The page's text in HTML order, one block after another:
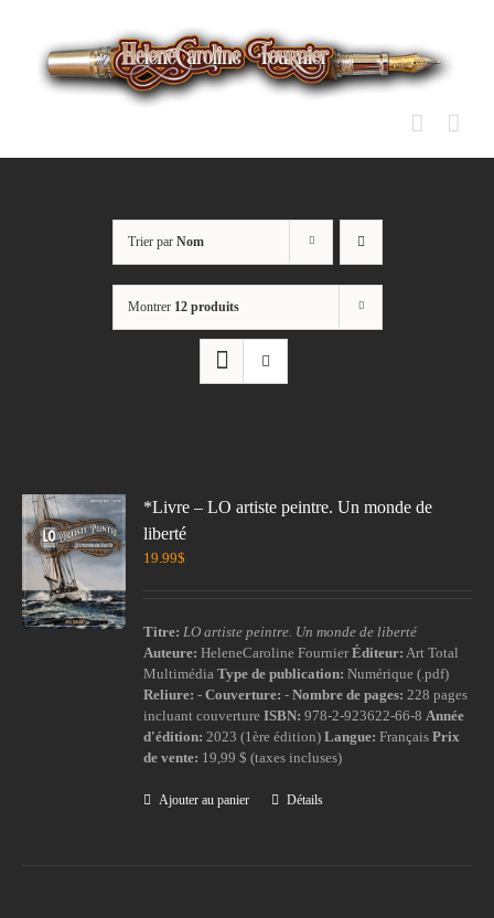
contenu
Trier par Nom
Montrer 12 produits
*Livre – LO artiste peintre. Un monde de
liberté
19.99$
Titre: LO artiste peintre. Un monde de liberté
Auteure: HeleneCaroline FournierÉditeur: Art Total
MultimédiaType de publication: Numérique (.pdf)
Reliure: -Couverture: -Nombre de pages: 228 pages
incluant couvertureISBN: 978-2-923622-66-8Année
d'édition: 2023 (1ère édition)Langue: FrançaisPrix
de vente: 19,99 $ (taxes incluses)
Ajouter au panier Détails